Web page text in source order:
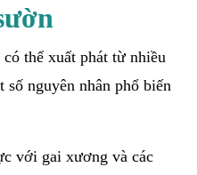
thể xuất phát từ nhiều
số nguyên nhân phổ biến
với gai xương và các